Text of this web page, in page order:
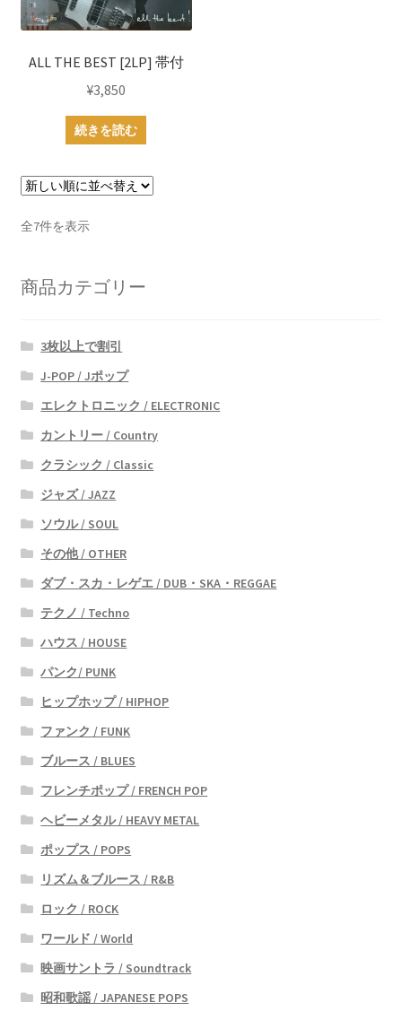
ALL THE BEST [2LP] 帯付
¥3,850
続きを読む
全7件を表示新
順
商品カテゴリー
3枚以上で割引
J-POP / Jポップ
エレクトロニック / ELECTRONIC
カントリー / Country
クラシック / Classic
ジャズ / JAZZ
ソウル / SOUL
その他 / OTHER
ダブ・スカ・レゲエ / DUB・SKA・REGGAE
テクノ / Techno
ハウス / HOUSE
パンク/ PUNK
ヒップホップ / HIPHOP
ファンク / FUNK
ブルース / BLUES
フレンチポップ / FRENCH POP
ヘビーメタル / HEAVY METAL
ポップス / POPS
リズム＆ブルース / R&B
ロック / ROCK
ワールド / World
映画サントラ / Soundtrack
昭和歌謡 / JAPANESE POPS